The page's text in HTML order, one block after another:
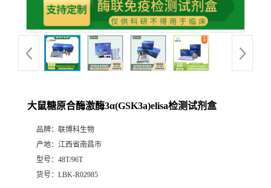
大鼠糖原合酶激酶3α(GSK3a)elisa检测试剂盒
品牌： 联博科生物
产地： 江西省南昌市
型号： 48T/96T
货号： LBK-R02985